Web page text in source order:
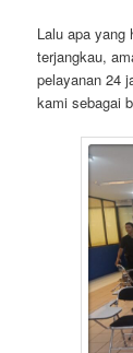
Lalu apa yang
terjangkau,
pelayanan 24
kami sebagai